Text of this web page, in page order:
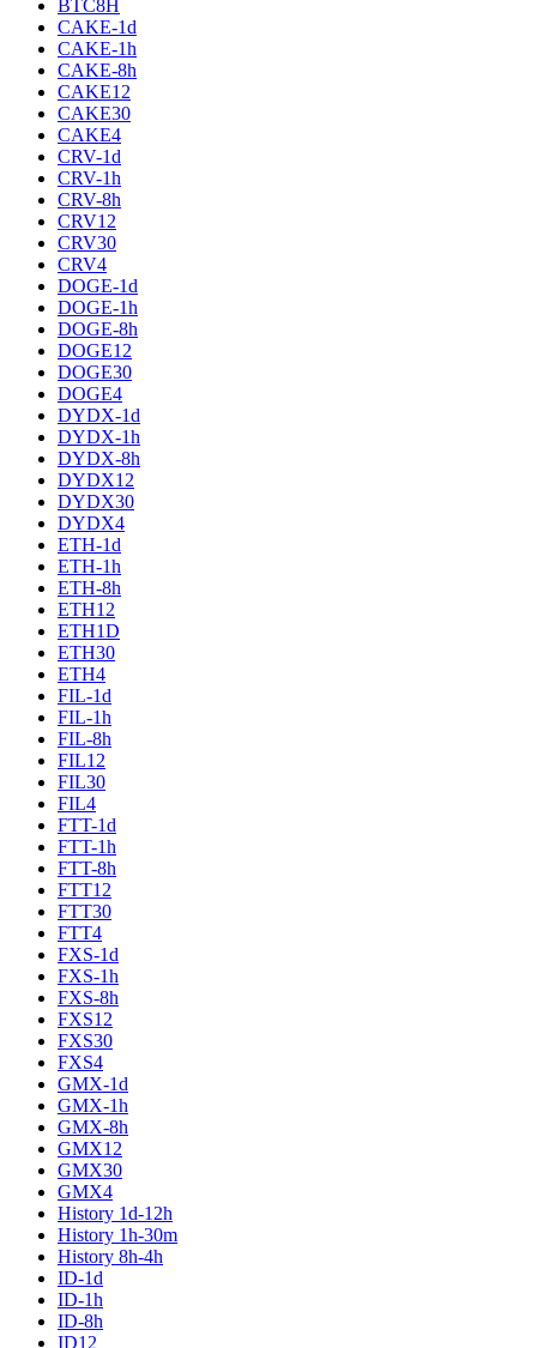
BTC8H
CAKE-1d
CAKE-1h
CAKE-8h
CAKE12
CAKE30
CAKE4
CRV-1d
CRV-1h
CRV-8h
CRV12
CRV30
CRV4
DOGE-1d
DOGE-1h
DOGE-8h
DOGE12
DOGE30
DOGE4
DYDX-1d
DYDX-1h
DYDX-8h
DYDX12
DYDX30
DYDX4
ETH-1d
ETH-1h
ETH-8h
ETH12
ETH1D
ETH30
ETH4
FIL-1d
FIL-1h
FIL-8h
FIL12
FIL30
FIL4
FTT-1d
FTT-1h
FTT-8h
FTT12
FTT30
FTT4
FXS-1d
FXS-1h
FXS-8h
FXS12
FXS30
FXS4
GMX-1d
GMX-1h
GMX-8h
GMX12
GMX30
GMX4
History 1d-12h
History 1h-30m
History 8h-4h
ID-1d
ID-1h
ID-8h
ID12